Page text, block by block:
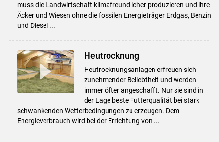
muss die Landwirtschaft klimafreundlicher produzieren und ihre
Äcker und Wiesen ohne die fossilen Energieträger Erdgas, Benzin
und Diesel ...
Heutrocknung
Heutrocknungsanlagen erfreuen sich
zunehmender Beliebtheit und werden
immer öfter angeschafft. Nur sie sind in
der Lage beste Futterqualität bei stark
schwankenden Wetterbedingungen zu erzeugen. Dem
Energieverbrauch wird bei der Errichtung von ...